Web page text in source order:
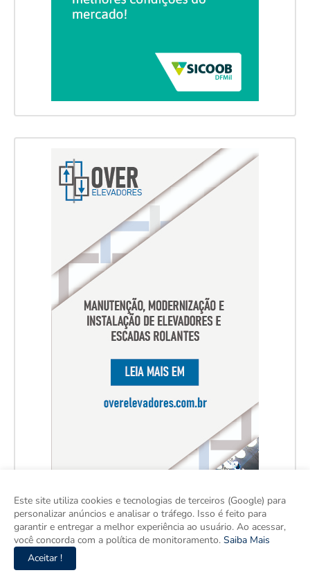
Este site utiliza cookies e tecnologias de terceiros (Google) para
personalizar anúncios e analisar o tráfego. Isso é feito para
garantir e entregar a melhor experiência ao usuário. Ao acessar,
você concorda com a política de monitoramento. Saiba Mais
Aceitar !